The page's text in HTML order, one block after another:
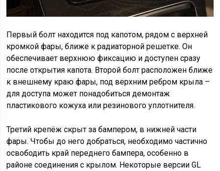
Первый болт находится под капотом, рядом с верхней
кромкой фары, ближе к радиаторной решетке. Он
обеспечивает верхнюю фиксацию и доступен сразу
после открытия капота. Второй болт расположен ближе
к внешнему краю фары, под верхним ребром крыла –
для доступа может понадобиться демонтаж
пластикового кожуха или резинового уплотнителя.
Третий крепёж скрыт за бампером, в нижней части
фары. Чтобы до него добраться, необходимо частично
освободить край переднего бампера, особенно в
районе соединения с крылом. Некоторые версии GL